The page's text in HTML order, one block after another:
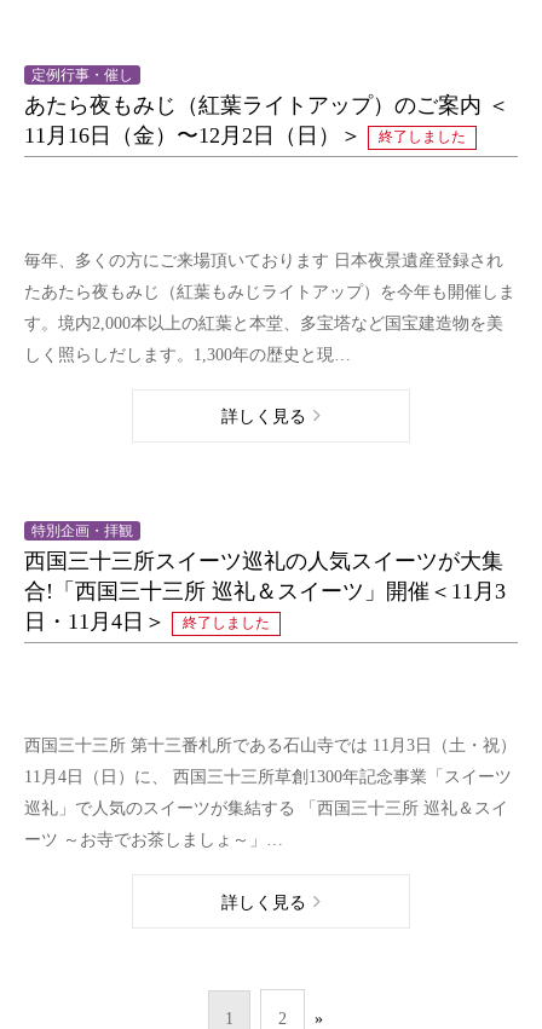
定例行事・催し
あたら夜もみじ（紅葉ライトアップ）のご案内 ＜
11月16日（金）〜12月2日（日）＞
終了しました
毎年、多くの方にご来場頂いております 日本夜景遺産登録され
たあたら夜もみじ（紅葉もみじライトアップ）を今年も開催しま
す。境内2,000本以上の紅葉と本堂、多宝塔など国宝建造物を美
しく照らしだします。1,300年の歴史と現…
詳しく見る
特別企画・拝観
西国三十三所スイーツ巡礼の人気スイーツが大集
合!「西国三十三所 巡礼＆スイーツ」開催＜11月3
日・11月4日＞
終了しました
西国三十三所 第十三番札所である石山寺では 11月3日（土・祝）
11月4日（日）に、 西国三十三所草創1300年記念事業「スイーツ
巡礼」で人気のスイーツが集結する 「西国三十三所 巡礼＆スイ
ーツ ～お寺でお茶しましょ～」…
詳しく見る
1 2 »